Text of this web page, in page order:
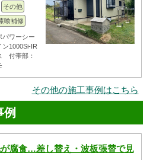
その他
喰補修
ワーシー
ン1000Si-IR
付帯部：
その他の施工事例はこちら
例
腐食…差し替え・波板張替で見